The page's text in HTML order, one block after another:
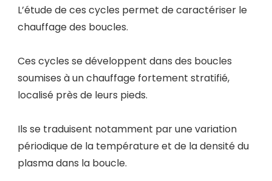
L’étude de ces cycles permet de caractériser le
chauffage des boucles.
Ces cycles se développent dans des boucles
soumises à un chauffage fortement stratifié,
localisé près de leurs pieds.
Ils se traduisent notamment par une variation
périodique de la température et de la densité du
plasma dans la boucle.